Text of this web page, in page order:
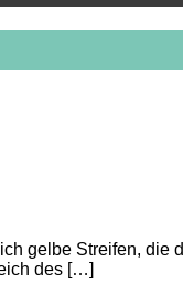
gelbe Streifen, die
des […]